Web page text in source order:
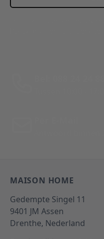
MAISON HOME
Gedempte Singel 11
9401 JM Assen
Drenthe, Nederland